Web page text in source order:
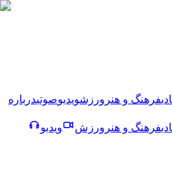
فرهنگ و هنر ورزشویدیوصوتیدرباره
فرهنگ و هنر ورزش
ویدیو